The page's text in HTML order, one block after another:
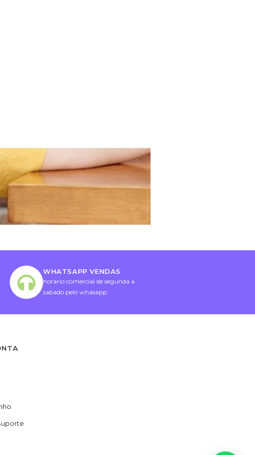
WHATSAPP VENDAS
horario comercial de segunda a
sabado pelo whasapp